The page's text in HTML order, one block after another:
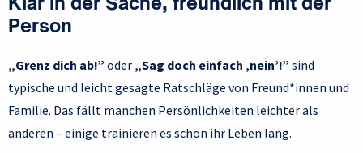
Klar in der Sache, freundlich mit der
Person
„Grenz dich ab!” oder „Sag doch einfach ‚nein’!” sind
typische und leicht gesagte Ratschläge von Freund*innen und
Familie. Das fällt manchen Persönlichkeiten leichter als
anderen – einige trainieren es schon ihr Leben lang.